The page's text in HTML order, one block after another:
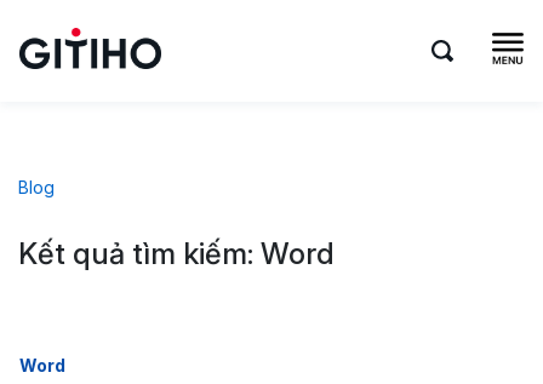
Blog
Kết quả tìm kiếm: Word
Word